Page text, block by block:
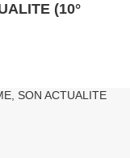
(10°